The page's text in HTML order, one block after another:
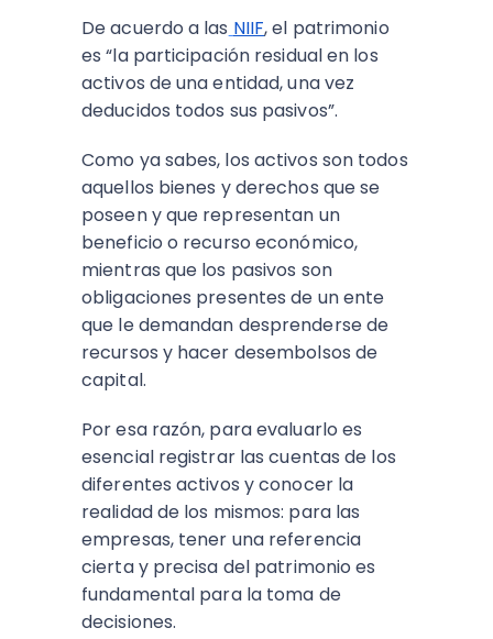
De acuerdo a las NIIF, el patrimonio
es “la participación residual en los
activos de una entidad, una vez
deducidos todos sus pasivos”.
Como ya sabes, los activos son todos
aquellos bienes y derechos que se
poseen y que representan un
beneficio o recurso económico,
mientras que los pasivos son
obligaciones presentes de un ente
que le demandan desprenderse de
recursos y hacer desembolsos de
capital.
Por esa razón, para evaluarlo es
esencial registrar las cuentas de los
diferentes activos y conocer la
realidad de los mismos: para las
empresas, tener una referencia
cierta y precisa del patrimonio es
fundamental para la toma de
decisiones.